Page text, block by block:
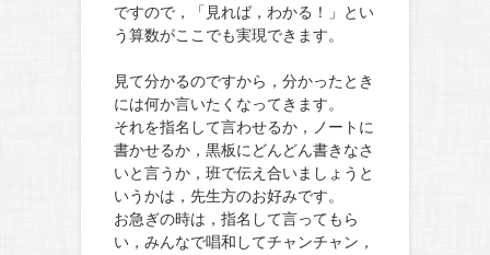
ですので，「見れば，わかる！」とい
う算数がここでも実現できます。
見て分かるのですから，分かったとき
には何か言いたくなってきます。
それを指名して言わせるか，ノートに
書かせるか，黒板にどんどん書きなさ
いと言うか，班で伝え合いましょうと
いうかは，先生方のお好みです。
お急ぎの時は，指名して言ってもら
い，みんなで唱和してチャンチャン，